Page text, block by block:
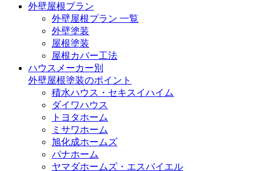
外壁屋根プラン
外壁屋根プラン 一覧
外壁塗装
屋根塗装
屋根カバー工法
ハウスメーカー別
外壁屋根塗装のポイント
積水ハウス・セキスイハイム
ダイワハウス
トヨタホーム
ミサワホーム
旭化成ホームズ
パナホーム
ヤマダホームズ・エスバイエル